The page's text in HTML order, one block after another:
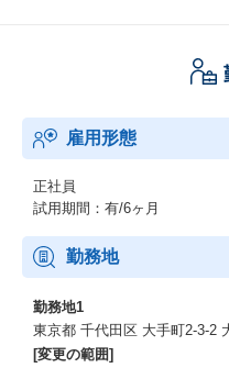
雇用形態
正社員
試用期間：有/6ヶ月
勤務地
勤務地1
東京都 千代田区 大手町2-3-2
[変更の範囲]